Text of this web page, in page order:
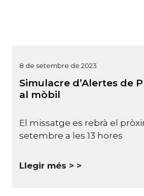
8 de setembre de 2023
Simulacre d’Alertes de
al mòbil
El missatge es rebrà el
setembre a les 13 hores
Llegir més >